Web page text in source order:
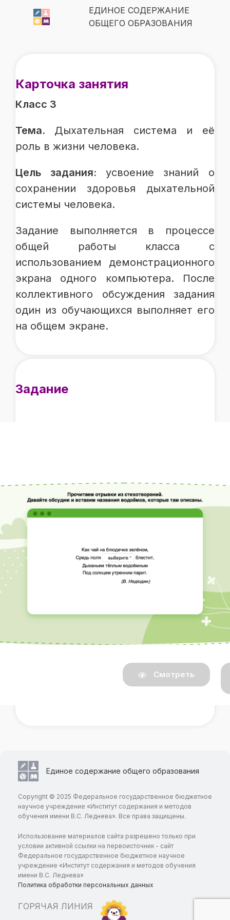
ЕДИНОЕ СОДЕРЖАНИЕ
ОБЩЕГО ОБРАЗОВАНИЯ
Карточка занятия
Класс 3
Тема. Дыхательная система и её
роль в жизни человека.
Цель задания: усвоение знаний о
сохранении здоровья дыхательной
системы человека.
Задание выполняется в процессе
общей работы класса с
использованием демонстрационного
экрана одного компьютера. После
коллективного обсуждения задания
один из обучающихся выполняет его
на общем экране.
Задание
Смотреть
Единое содержание общего образования
Copyright © 2025 Федеральное государственное бюджетное
научное учреждение «Институт содержания и методов
обучения имени В.С. Леднева». Все права защищены.
Использование материалов сайта разрешено только при
условии активной ссылки на первоисточник - сайт
Федеральное государственное бюджетное научное
учреждение «Институт содержания и методов обучения
имени В.С. Леднева»
Политика обработки персональных данных
ГОРЯЧАЯ ЛИНИЯ